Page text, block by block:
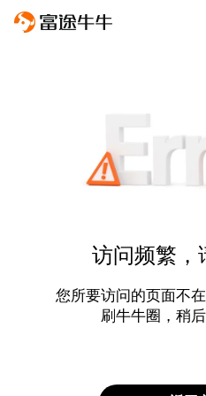
访问频繁，
您所要访问的页面不
刷牛牛圈，稍